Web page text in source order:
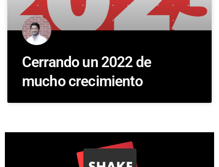
Cerrando un 2022 de
mucho crecimiento